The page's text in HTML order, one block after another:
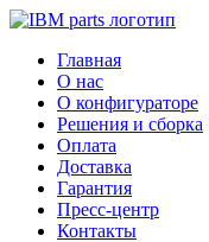
Главная
О нас
О конфигураторе
Решения и сборка
Оплата
Доставка
Гарантия
Пресс-центр
Контакты